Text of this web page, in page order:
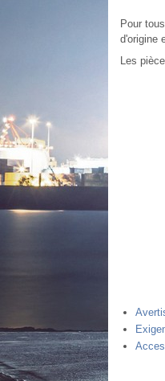
Pour
d'origine
Les